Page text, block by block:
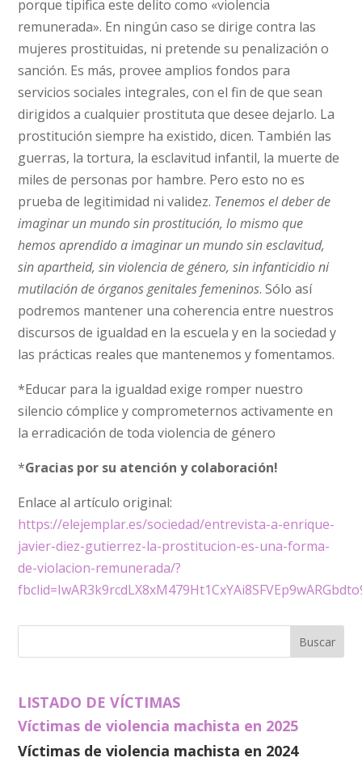
porque tipifica este delito como «violencia
remunerada». En ningún caso se dirige contra las
mujeres prostituidas, ni pretende su penalización o
sanción. Es más, provee amplios fondos para
servicios sociales integrales, con el fin de que sean
dirigidos a cualquier prostituta que desee dejarlo. La
prostitución siempre ha existido, dicen. También las
guerras, la tortura, la esclavitud infantil, la muerte de
miles de personas por hambre. Pero esto no es
prueba de legitimidad ni validez. Tenemos el deber de
imaginar un mundo sin prostitución, lo mismo que
hemos aprendido a imaginar un mundo sin esclavitud,
sin apartheid, sin violencia de género, sin infanticidio ni
mutilación de órganos genitales femeninos. Sólo así
podremos mantener una coherencia entre nuestros
discursos de igualdad en la escuela y en la sociedad y
las prácticas reales que mantenemos y fomentamos.
*Educar para la igualdad exige romper nuestro
silencio cómplice y comprometernos activamente en
la erradicación de toda violencia de género
*Gracias por su atención y colaboración!
Enlace al artículo original:
https://elejemplar.es/sociedad/entrevista-a-enrique-
javier-diez-gutierrez-la-prostitucion-es-una-forma-
de-violacion-remunerada/?
LISTADO DE VÍCTIMAS
Víctimas de violencia machista en 2025
Víctimas de violencia machista en 2024